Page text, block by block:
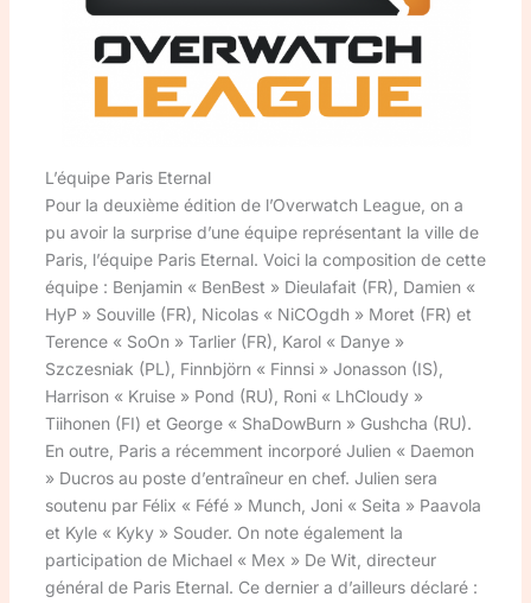
L’équipe Paris Eternal
Pour la deuxième édition de l’Overwatch League, on a
pu avoir la surprise d’une équipe représentant la ville de
Paris, l’équipe Paris Eternal. Voici la composition de cette
équipe : Benjamin « BenBest » Dieulafait (FR), Damien «
HyP » Souville (FR), Nicolas « NiCOgdh » Moret (FR) et
Terence « SoOn » Tarlier (FR), Karol « Danye »
Szczesniak (PL), Finnbjörn « Finnsi » Jonasson (IS),
Harrison « Kruise » Pond (RU), Roni « LhCloudy »
Tiihonen (FI) et George « ShaDowBurn » Gushcha (RU).
En outre, Paris a récemment incorporé Julien « Daemon
» Ducros au poste d’entraîneur en chef. Julien sera
soutenu par Félix « Féfé » Munch, Joni « Seita » Paavola
et Kyle « Kyky » Souder. On note également la
participation de Michael « Mex » De Wit, directeur
général de Paris Eternal. Ce dernier a d’ailleurs déclaré :